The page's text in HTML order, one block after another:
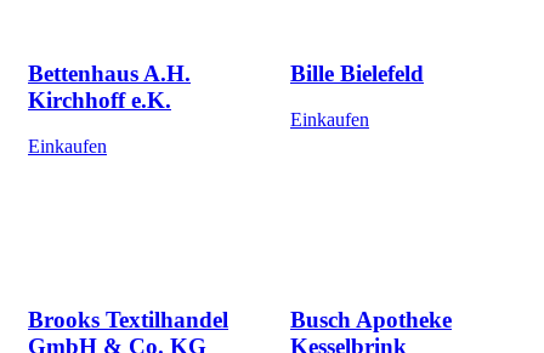
Bettenhaus A.H.
Kirchhoff e.K.
Einkaufen
Bille Bielefeld
Einkaufen
Brooks Textilhandel
GmbH & Co. KG
Busch Apotheke
Kesselbrink